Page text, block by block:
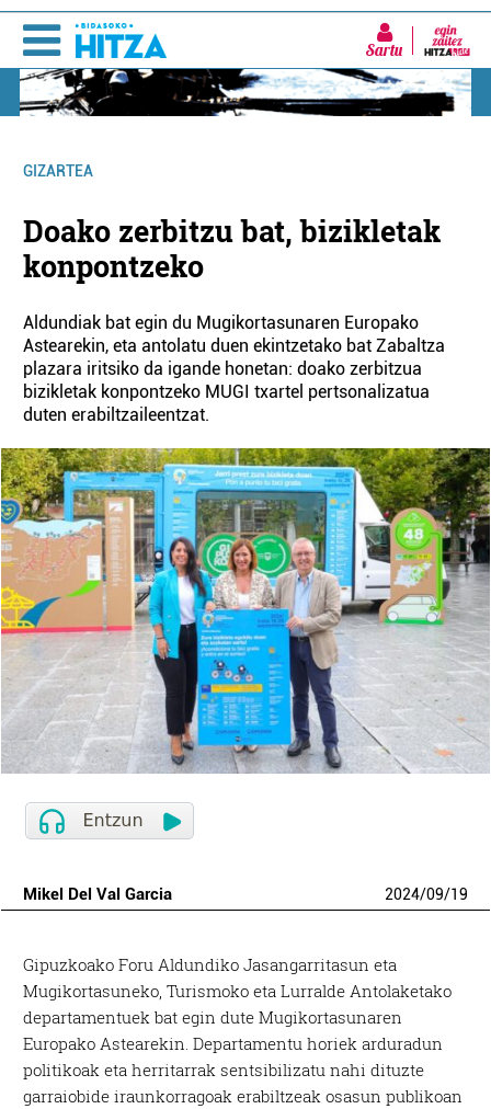
Sartu
GIZARTEA
Doako zerbitzu bat, bizikletak
konpontzeko
Aldundiak bat egin du Mugikortasunaren Europako
Astearekin, eta antolatu duen ekintzetako bat Zabaltza
plazara iritsiko da igande honetan: doako zerbitzua
bizikletak konpontzeko MUGI txartel pertsonalizatua
duten erabiltzaileentzat.
Mikel Del Val Garcia 2024/09/19
Gipuzkoako Foru Aldundiko Jasangarritasun eta
Mugikortasuneko, Turismoko eta Lurralde Antolaketako
departamentuek bat egin dute Mugikortasunaren
Europako Astearekin. Departamentu horiek arduradun
politikoak eta herritarrak sentsibilizatu nahi dituzte
garraiobide iraunkorragoak erabiltzeak osasun publikoan